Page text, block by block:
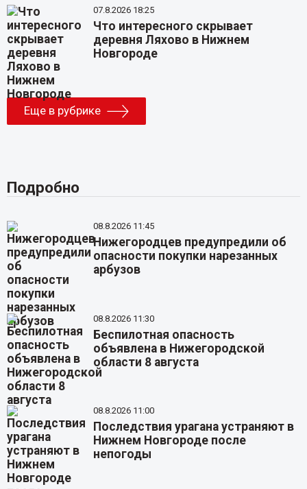
07.8.2026 18:25
Что интересного скрывает
деревня Ляхово в Нижнем
Новгороде
Еще в рубрике
Подробно
08.8.2026 11:45
Нижегородцев предупредили об
опасности покупки нарезанных
арбузов
08.8.2026 11:30
Беспилотная опасность
объявлена в Нижегородской
области 8 августа
08.8.2026 11:00
Последствия урагана устраняют в
Нижнем Новгороде после
непогоды